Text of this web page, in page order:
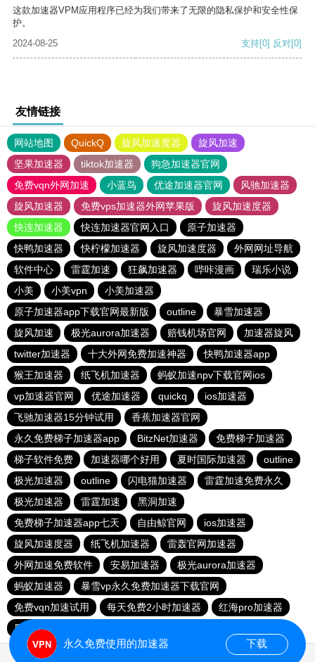
这款加速器VPM应用程序已经为我们带来了无限的隐私保护和安全性保
护。
2024-08-25
支持[0] 反对[0]
友情链接
网站地图 QuickQ 旋风加速度器
旋风加速
坚果加速器
tiktok加速器
狗急加速器官网
免费vqn外网加速
小蓝鸟 优途加速器官网
风驰加速器
旋风加速器
免费vps加速器外网苹果版
旋风加速度器
快连加速器
快连加速器官网入口
原子加速器
快鸭加速器
快柠檬加速器 旋风加速度器
外网网址导航
软件中心
雷霆加速 狂飙加速器 哔咔漫画
瑞乐小说
小美
小美vpn
小美加速器
原子加速器app下载官网最新版
outline
暴雪加速器
旋风加速
极光aurora加速器 赔钱机场官网
加速器旋风
twitter加速器
十大外网免费加速神器
快鸭加速器app
猴王加速器
纸飞机加速器
蚂蚁加速npv下载官网ios
vp加速器官网
优途加速器 quickq
ios加速器
飞驰加速器15分钟试用
香蕉加速器官网
永久免费梯子加速器app
BitzNet加速器
免费梯子加速器
梯子软件免费
加速器哪个好用 夏时国际加速器
outline
极光加速器
outline 闪电猫加速器
雷霆加速免费永久
极光加速器
雷霆加速
黑洞加速
免费梯子加速器app七天
自由鲸官网
ios加速器
旋风加速度器
纸飞机加速器
雷轰官网加速器
外网加速免费软件
安易加速器
极光aurora加速器
蚂蚁加速器
暴雪vp永久免费加速器下载官网
免费vqn加速试用
每天免费2小时加速器
红海pro加速器
黑洞官网
永久免费使用的加速器 下载